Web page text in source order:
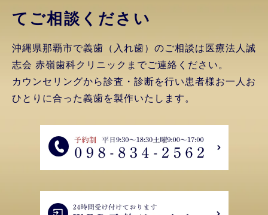
てご相談ください
沖縄県那覇市で義歯（入れ歯）のご相談は医療法人誠
志会 赤嶺歯科クリニックまでご連絡ください。
カウンセリングから診査・診断を行い患者様お一人お
ひとりに合った義歯を製作いたします。